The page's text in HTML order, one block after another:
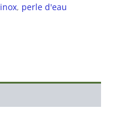
inox, perle d'eau